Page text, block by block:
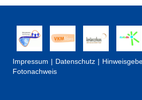
Impressum Datenschutz
Fotonachweis